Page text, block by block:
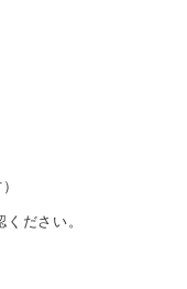
ださい。